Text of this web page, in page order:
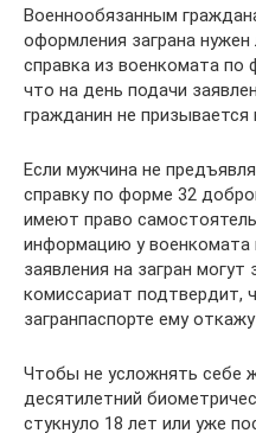
Военнообязанным
оформления заграна
справка из военкомата
что на день подачи
гражданин не призывается
Если мужчина не
справку по форме 32
имеют право
информацию у военкомата
заявления на загран
комиссариат подтвердит,
загранпаспорте ему
Чтобы не усложнять себе
десятилетний
стукнуло 18 лет или уже